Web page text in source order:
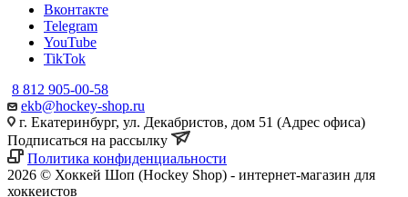
Вконтакте
Telegram
YouTube
TikTok
8 812 905-00-58
ekb@hockey-shop.ru
г. Екатеринбург, ул. Декабристов, дом 51 (Адрес офиса)
Подписаться на рассылку
Политика конфиденциальности
2026 © Хоккей Шоп (Hockey Shop) - интернет-магазин для
хоккеистов